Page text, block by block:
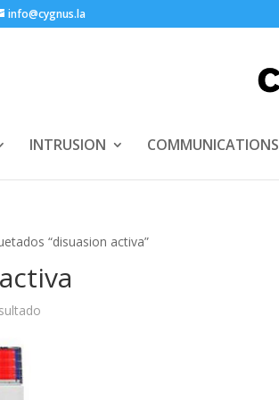
info@cygnus.la
INTRUSION COMMUNICATIONS
“disuasion activa”